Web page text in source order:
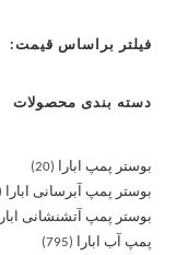
فیلتر براساس قیمت:
دسته بندی محصولات
بوستر پمپ ابارا
20
بوستر پمپ آبرسانی ابارا
بوستر پمپ آتشنشانی ابارا
پمپ آب ابارا
795